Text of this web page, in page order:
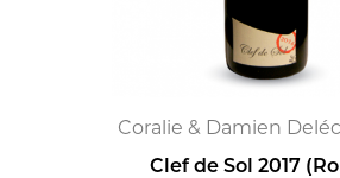
Coralie & Damien
Clef de Sol 2017